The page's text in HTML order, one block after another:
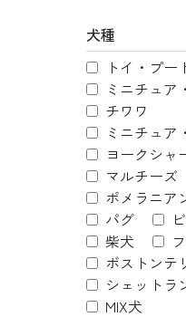
犬種
トイ・プー
ミニチュア
チワワ
ミニチュア
ヨークシャ
マルチーズ
ポメラニア
パグ
柴犬
ボストンテ
シェットラ
MIX犬